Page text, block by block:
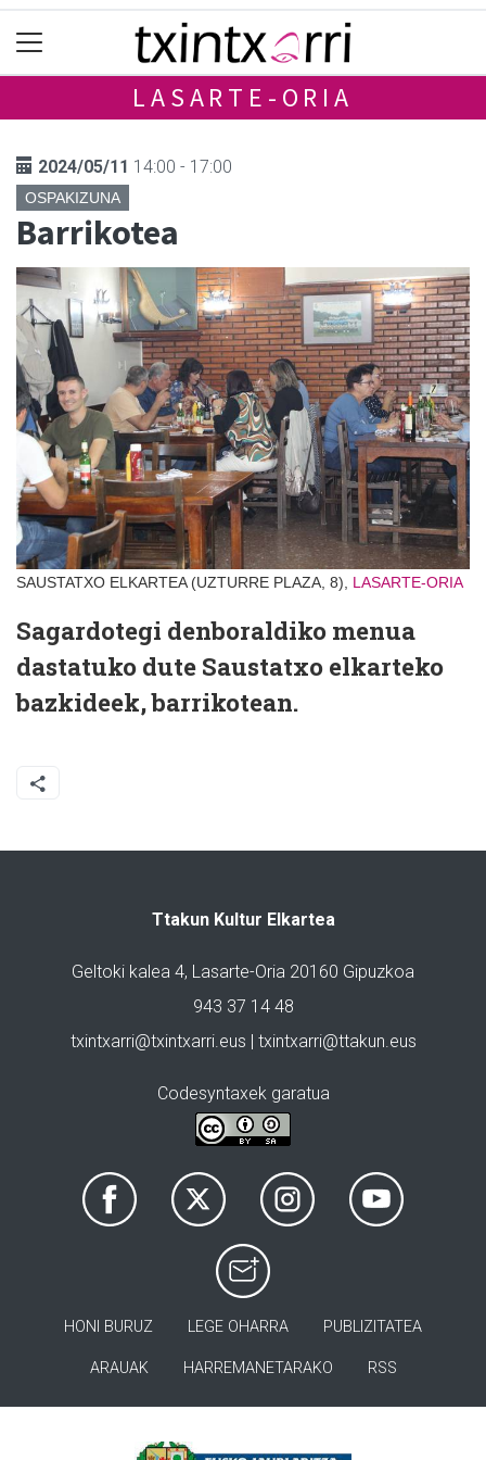
LASARTE-ORIA
2024/05/11 14:00 - 17:00
OSPAKIZUNA
Barrikotea
SAUSTATXO ELKARTEA (UZTURRE PLAZA, 8), LASARTE-ORIA
Sagardotegi denboraldiko menua
dastatuko dute Saustatxo elkarteko
bazkideek, barrikotean.
Ttakun Kultur Elkartea
Geltoki kalea 4, Lasarte-Oria 20160 Gipuzkoa
943 37 14 48
txintxarri@txintxarri.eus | txintxarri@ttakun.eus
Codesyntaxek garatua
HONI BURUZ LEGE OHARRA PUBLIZITATEA
ARAUAK HARREMANETARAKO RSS